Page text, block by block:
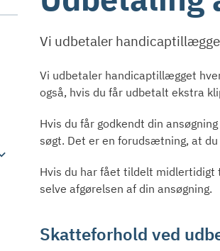
Vi udbetaler
Vi udbetaler handicaptillægget
også, hvis du får udbetalt ekstra
Hvis du får godkendt din
søgt. Det er en forudsætning, at
Hvis du har fået tildelt
selve afgørelsen af din ansøgning.
Skatteforhold ved